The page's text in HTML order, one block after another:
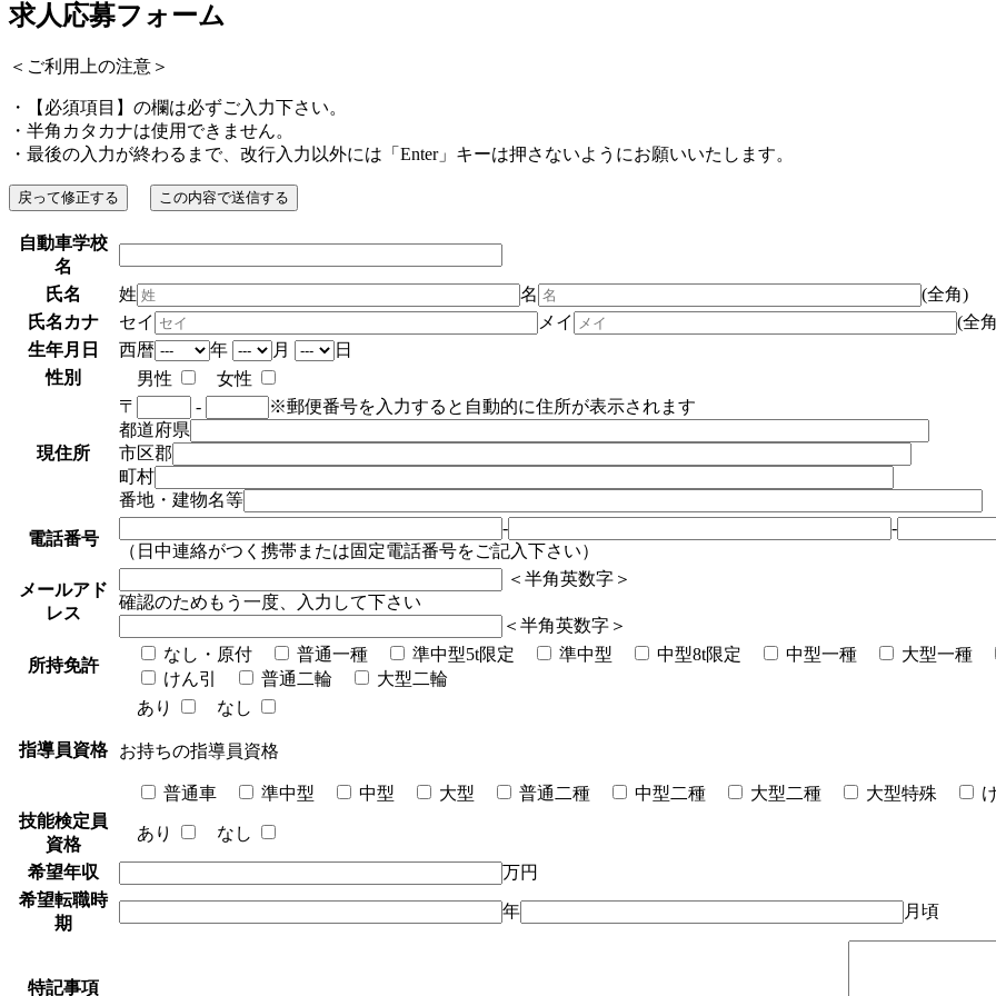
求人応募フォーム
＜ご利用上の注意＞
・【必須項目】の欄は必ずご入力下さい。
・半角カタカナは使用できません。
・最後の入力が終わるまで、改行入力以外には「Enter」キーは押さないようにお願いいたします。
自動車学校
名
氏名
姓 名
(全角)
氏名カナ
セイ メイ
(全
生年月日
西暦 年 月
日
性別
男性 女性
現住所
〒 -
※郵便番号を入力すると自動的に住所が表示されます
都道府県
市区郡
町村
番地・建物名等
電話番号
- -
（日中連絡がつく携帯または固定電話番号をご記入下さい）
メールアド
レス
＜半角英数字＞
確認のためもう一度、入力して下さい
＜半角英数字＞
所持免許
なし・原付 普通一種 準中型5t限定 準中型 中型8t限定 中型一種 大型一種
けん引
普通二輪 大型二輪
指導員資格
あり なし
お持ちの指導員資格
普通車 準中型 中型 大型 普通二種 中型二種 大型二種 大型特殊
技能検定員
資格
あり なし
希望年収
万円
希望転職時
期
年 月頃
特記事項